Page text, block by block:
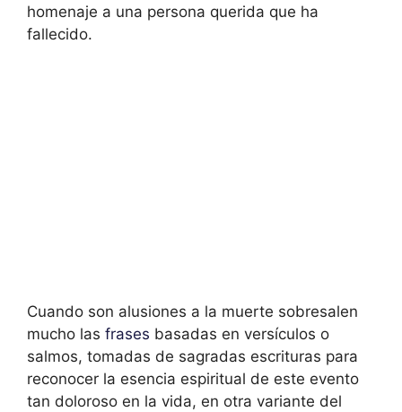
homenaje a una persona querida que ha
fallecido.
Cuando son alusiones a la muerte sobresalen
mucho las frases basadas en versículos o
salmos, tomadas de sagradas escrituras para
reconocer la esencia espiritual de este evento
tan doloroso en la vida, en otra variante del